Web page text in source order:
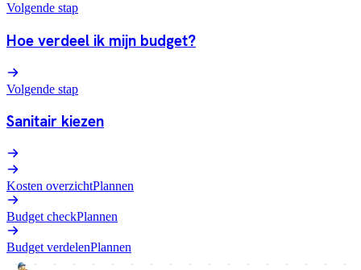
Volgende stap
Hoe verdeel ik mijn budget?
Volgende stap
Sanitair kiezen
Kosten overzichtPlannen
Budget checkPlannen
Budget verdelenPlannen